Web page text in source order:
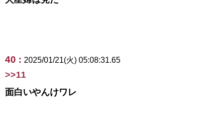
40 : 2025/01/21(火) 05:08:31.65
>>11
面白いやんけワレ